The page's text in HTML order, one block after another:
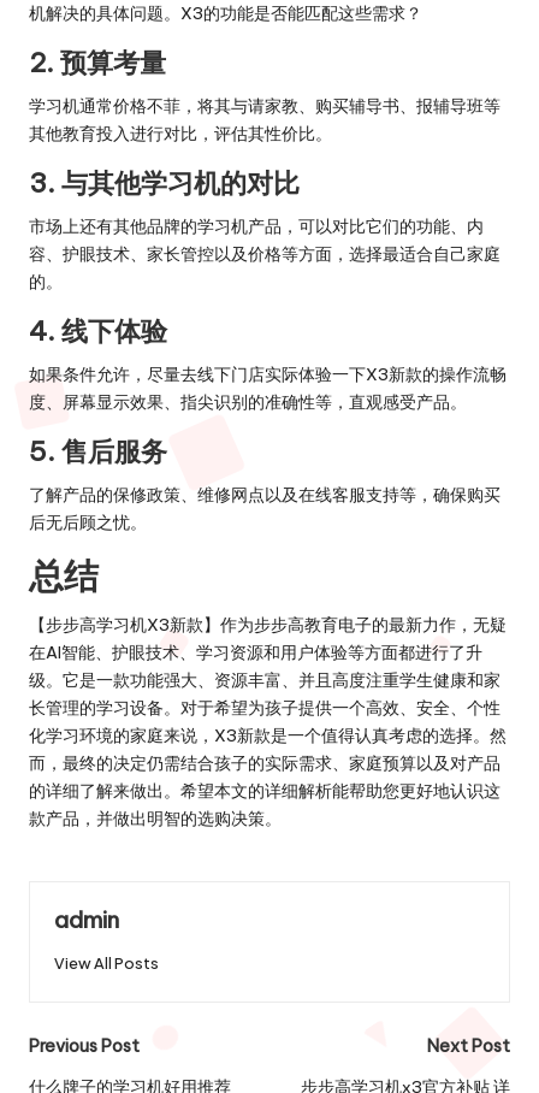
机解决的具体问题。X3的功能是否能匹配这些需求？
2. 预算考量
学习机通常价格不菲，将其与请家教、购买辅导书、报辅导班等
其他教育投入进行对比，评估其性价比。
3. 与其他学习机的对比
市场上还有其他品牌的学习机产品，可以对比它们的功能、内
容、护眼技术、家长管控以及价格等方面，选择最适合自己家庭
的。
4. 线下体验
如果条件允许，尽量去线下门店实际体验一下X3新款的操作流畅
度、屏幕显示效果、指尖识别的准确性等，直观感受产品。
5. 售后服务
了解产品的保修政策、维修网点以及在线客服支持等，确保购买
后无后顾之忧。
总结
【步步高学习机X3新款】作为步步高教育电子的最新力作，无疑
在AI智能、护眼技术、学习资源和用户体验等方面都进行了升
级。它是一款功能强大、资源丰富、并且高度注重学生健康和家
长管理的学习设备。对于希望为孩子提供一个高效、安全、个性
化学习环境的家庭来说，X3新款是一个值得认真考虑的选择。然
而，最终的决定仍需结合孩子的实际需求、家庭预算以及对产品
的详细了解来做出。希望本文的详细解析能帮助您更好地认识这
款产品，并做出明智的选购决策。
admin
View All Posts
Post
Previous Post
什么牌子的学习机好用推荐
Next Post
步步高学习机x3官方补贴 详